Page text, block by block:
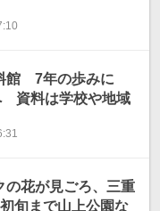
館 7年の歩みに
資料は学校や地域
の花が見ごろ、三重
旬まで山上公園な